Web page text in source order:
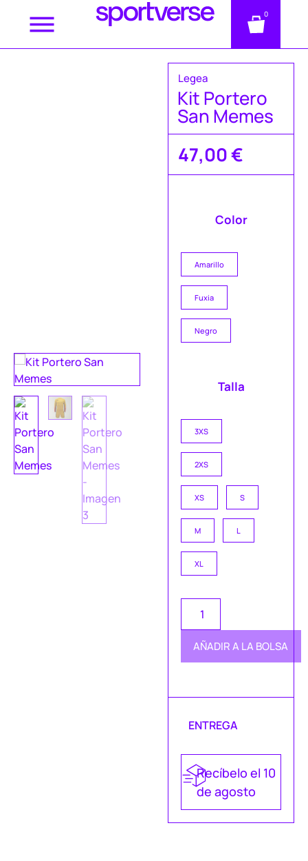
0
Legea
Kit Portero
San Memes
47,00€
Color
Amarillo
Fuxia
Negro
Talla
3XS
2XS
XS S
M L
XL
AÑADIR A LA BOLSA
ENTREGA
Recíbelo el 10
de agosto